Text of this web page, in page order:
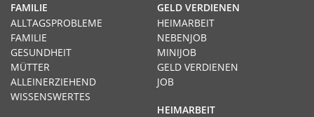
GELD VERDIENEN
HEIMARBEIT
NEBENJOB
MINIJOB
GELD VERDIENEN
JOB
HEIMARBEIT
FAMILIE
ALLTAGSPROBLEME
FAMILIE
GESUNDHEIT
MÜTTER
ALLEINERZIEHEND
WISSENSWERTES